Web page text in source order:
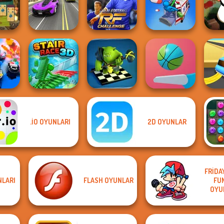
FNF Music 3D Moto Boss
Apex Football
Battle
Street Car Race
Ultimate
Real Football
Challenge
Healing Driver
Checkers RPG:
Online PvP
Battl...
.IO OYUNLARI 2D OYUNLAR
FLASH OYUNLAR